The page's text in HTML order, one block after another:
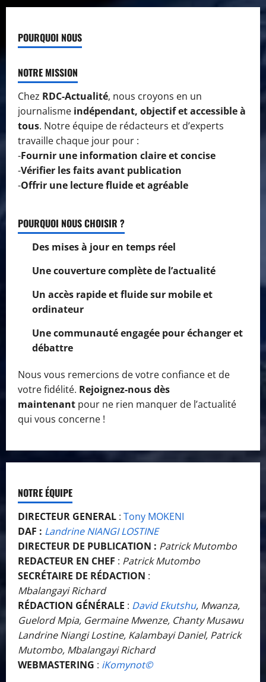
POURQUOI NOUS
NOTRE MISSION
Chez RDC-Actualité, nous croyons en un
journalisme indépendant, objectif et accessible à
tous. Notre équipe de rédacteurs et d’experts
travaille chaque jour pour :
-Fournir une information claire et concise
-Vérifier les faits avant publication
-Offrir une lecture fluide et agréable
POURQUOI NOUS CHOISIR ?
Des mises à jour en temps réel
Une couverture complète de l’actualité
Un accès rapide et fluide sur mobile et
ordinateur
Une communauté engagée pour échanger et
débattre
Nous vous remercions de votre confiance et de
votre fidélité. Rejoignez-nous dès
maintenant pour ne rien manquer de l’actualité
qui vous concerne !
NOTRE ÉQUIPE
DIRECTEUR GENERAL : Tony MOKENI
DAF : Landrine NIANGI LOSTINE
DIRECTEUR DE PUBLICATION : Patrick Mutombo
REDACTEUR EN CHEF : Patrick Mutombo
SECRÉTAIRE DE RÉDACTION :
Mbalangayi Richard
RÉDACTION GÉNÉRALE : David Ekutshu, Mwanza,
Guelord Mpia, Germaine Mwenze, Chanty Musawu
Landrine Niangi Lostine, Kalambayi Daniel, Patrick
Mutombo, Mbalangayi Richard
WEBMASTERING : iKomynot©️